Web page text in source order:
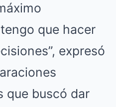
que hacer
expresó
que buscó dar